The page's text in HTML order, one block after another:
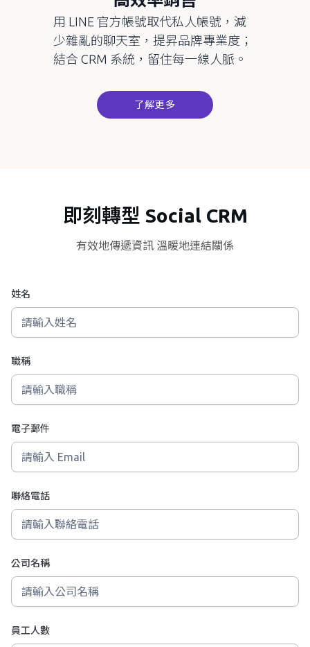
用 LINE 官方帳號取代私人帳號，減
少雜亂的聊天室，提昇品牌專業度；
結合CRM 系統，留住每一線人脈。
了解更多
即刻轉型 Social CRM
有效地傳遞資訊 溫暖地連結關係
姓名
職稱
電子郵件
聯絡電話
公司名稱
員工人數